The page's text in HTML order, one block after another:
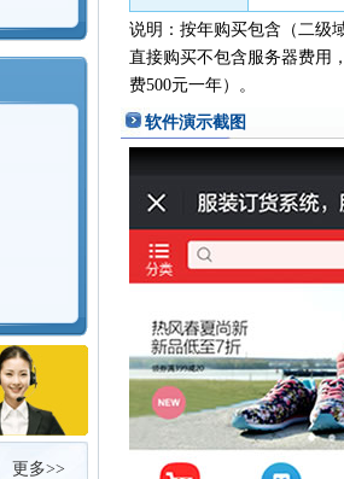
更多>>
说明：按年购买包含（二级
直接购买不包含服务器费用
费500元一年）。
软件演示截图